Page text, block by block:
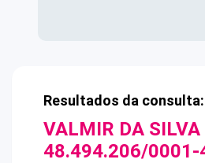
Resultados da consulta:
VALMIR DA SILVA
48.494.206/0001-